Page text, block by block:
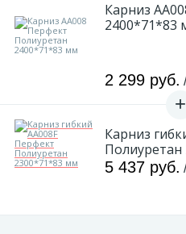
Карниз
2400*71*83
2 299 руб.
Карниз
5 437 руб.